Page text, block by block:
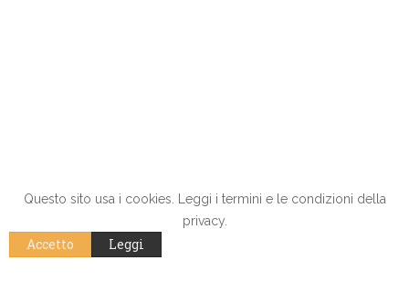
Questo sito usa i cookies. Leggi i termini e le condizioni della
privacy.
Accetto Leggi